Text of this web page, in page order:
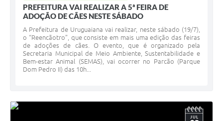
PREFEITURA VAI REALIZAR A 5ª FEIRA DE
ADOÇÃO DE CÃES NESTE SÁBADO
A Prefeitura de Uruguaiana vai realizar, neste sábado (19/7),
o “Reencãotro”, que consiste em mais uma edição das feiras
de adoções de cães. O evento, que é organizado pela
Secretaria Municipal de Meio Ambiente, Sustentabilidade e
Bem-estar Animal (SEMAS), vai ocorrer no Parcão (Parque
Dom Pedro II) das 10h...
JUL